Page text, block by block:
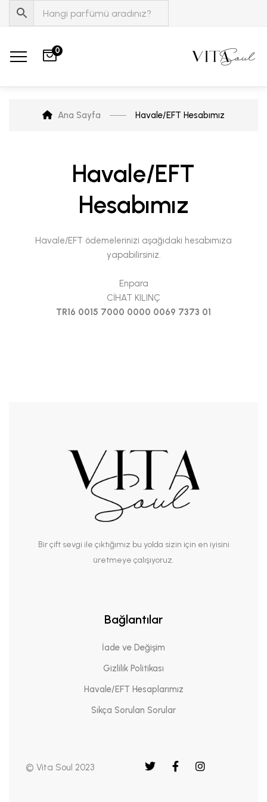
0
Ana Sayfa Havale/EFT Hesabımız
Havale/EFT
Hesabımız
Havale/EFT ödemelerinizi aşağıdaki hesabımıza
yapabilirsiniz.
Enpara
CİHAT KILINÇ
TR16 0015 7000 0000 0069 7373 01
Bir çift sevgi ile çıktığımız bu yolda sizin için en iyisini
üretmeye çalışıyoruz.
Bağlantılar
İade ve Değişim
Gizlilik Politikası
Havale/EFT Hesaplarımız
Sıkça Sorulan Sorular
© Vita Soul 2023